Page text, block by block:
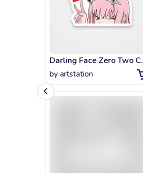
by artstation